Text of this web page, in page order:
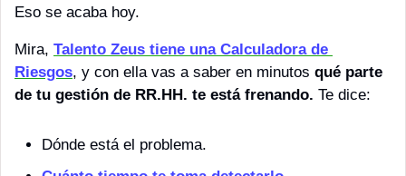
Eso se acaba hoy.
Mira, Talento Zeus tiene una Calculadora de
Riesgos, y con ella vas a saber en minutos qué parte
de tu gestión de RR.HH. te está frenando. Te dice:
Dónde está el problema.